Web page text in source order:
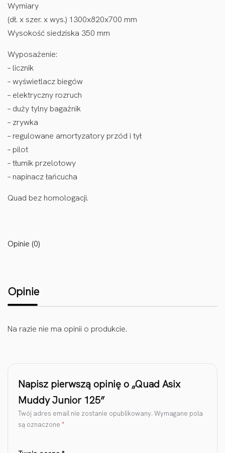
Wymiary
(dł. x szer. x wys.) 1300x820x700 mm
Wysokość siedziska 350 mm
Wyposażenie:
– licznik
– wyświetlacz biegów
– elektryczny rozruch
– duży tylny bagażnik
– zrywka
– regulowane amortyzatory przód i tył
– pilot
– tłumik przelotowy
– napinacz łańcucha
Quad bez homologacji.
Opinie (0)
Opinie
Na razie nie ma opinii o produkcie.
Napisz pierwszą opinię o „Quad Asix
Muddy Junior 125”
Twój adres email nie zostanie opublikowany. Wymagane pola
są oznaczone *